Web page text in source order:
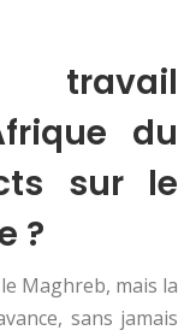
travail
du
sur le
?
Maghreb, mais la
sans jamais